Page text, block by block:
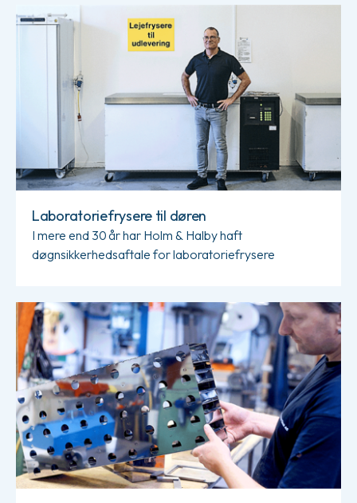
Læs mere om Laboratoriefrysere til døren
Laboratoriefrysere til døren
I mere end 30 år har Holm & Halby haft
døgnsikkerhedsaftale for laboratoriefrysere
Læs mere om Rustfri origami